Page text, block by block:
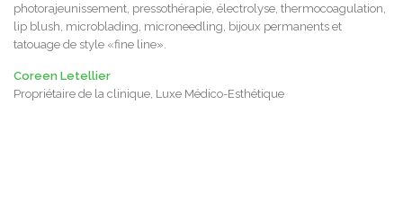
photorajeunissement, pressothérapie, électrolyse, thermocoagulation,
lip blush, microblading, microneedling, bijoux permanents et
tatouage de style «fine line».
Coreen Letellier
Propriétaire de la clinique, Luxe Médico-Esthétique